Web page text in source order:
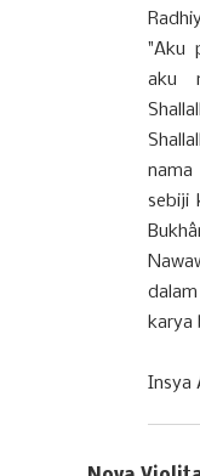
"Aku
aku
nama
sebiji
karya
Insya